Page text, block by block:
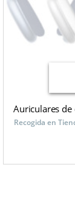
Auriculares
Recogida en